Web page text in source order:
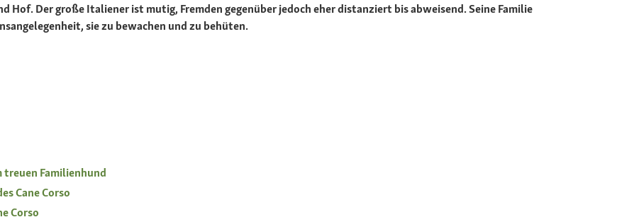
Hof. Der große Italiener ist mutig, Fremden gegenüber jedoch eher distanziert bis abweisend. Seine Familie
sie zu bewachen und zu behüten.
treuen Familienhund
Cane Corso
Corso